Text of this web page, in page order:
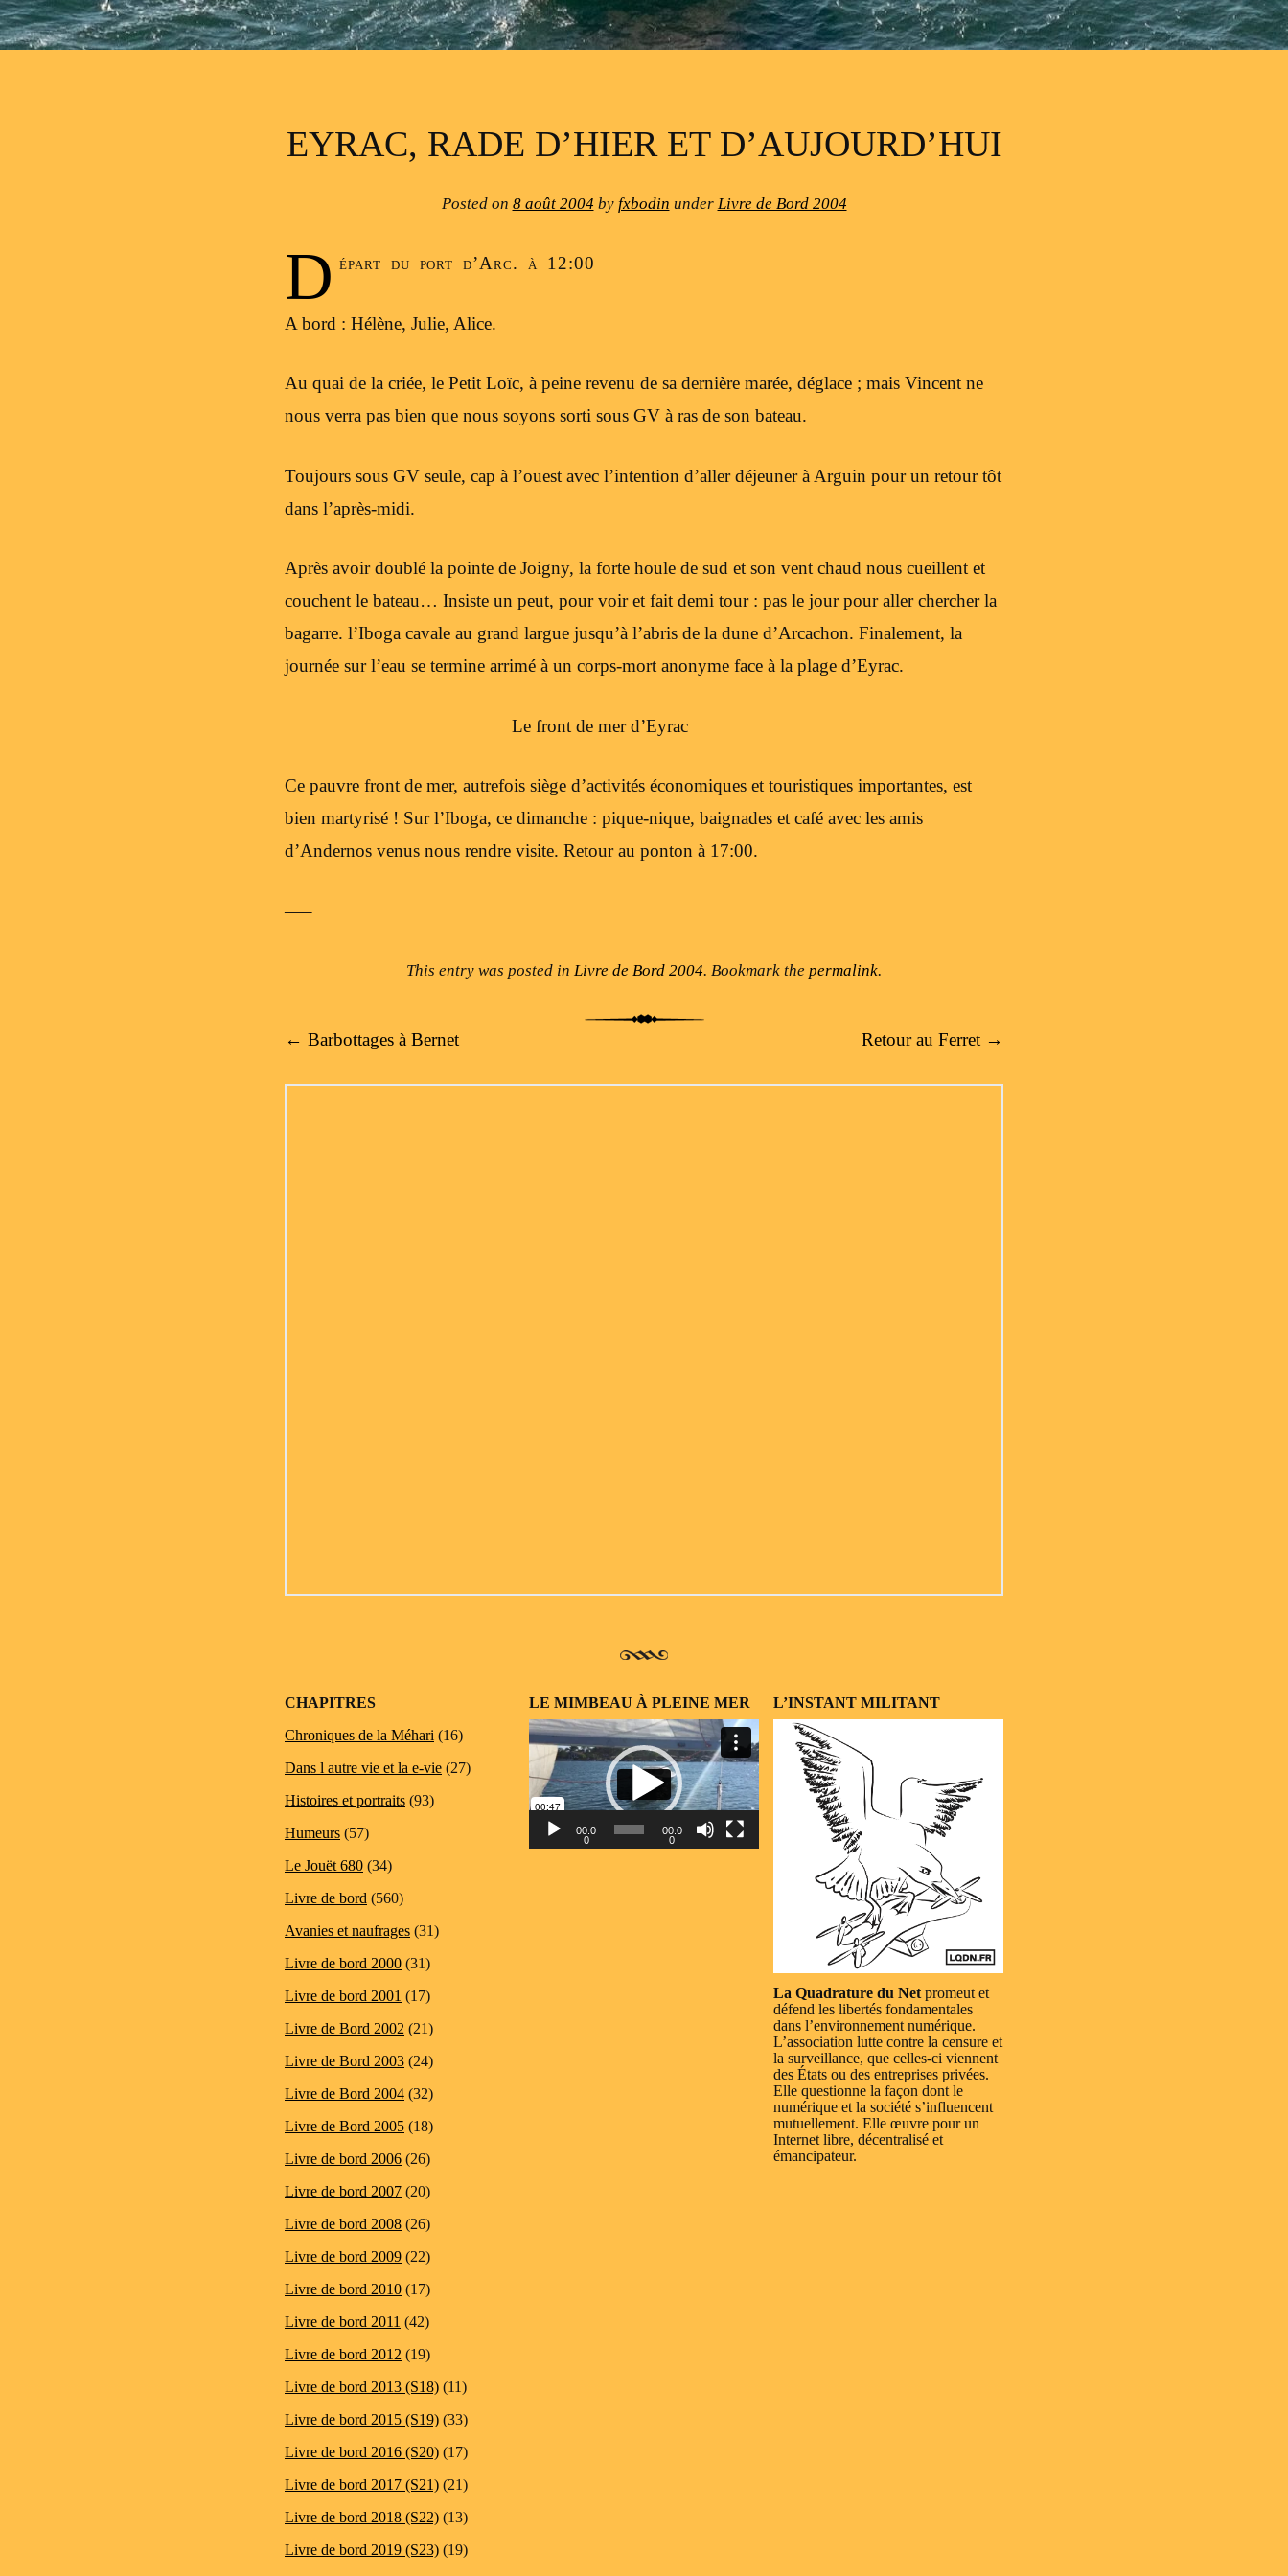
EYRAC, RADE D’HIER ET D’AUJOURD’HUI
Posted on 8 août 2004 by fxbodin under Livre de Bord 2004
D épart du port d’Arc. à 12:00
A bord : Hélène, Julie, Alice.
Au quai de la criée, le Petit Loïc, à peine revenu de sa dernière marée, déglace ; mais Vincent ne
nous verra pas bien que nous soyons sorti sous GV à ras de son bateau.
Toujours sous GV seule, cap à l’ouest avec l’intention d’aller déjeuner à Arguin pour un retour tôt
dans l’après-midi.
Après avoir doublé la pointe de Joigny, la forte houle de sud et son vent chaud nous cueillent et
couchent le bateau… Insiste un peut, pour voir et fait demi tour : pas le jour pour aller chercher la
bagarre. l’Iboga cavale au grand largue jusqu’à l’abris de la dune d’Arcachon. Finalement, la
journée sur l’eau se termine arrimé à un corps-mort anonyme face à la plage d’Eyrac.
Le front de mer d’Eyrac
Ce pauvre front de mer, autrefois siège d’activités économiques et touristiques importantes, est
bien martyrisé ! Sur l’Iboga, ce dimanche : pique-nique, baignades et café avec les amis
d’Andernos venus nous rendre visite. Retour au ponton à 17:00.
—–
This entry was posted in Livre de Bord 2004. Bookmark the permalink.
Post navigation
← Barbottages à Bernet Retour au Ferret →
CHAPITRES
Chroniques de la Méhari (16)
Dans l autre vie et la e-vie (27)
Histoires et portraits (93)
Humeurs (57)
Le Jouët 680 (34)
Livre de bord (560)
Avanies et naufrages (31)
Livre de bord 2000 (31)
Livre de bord 2001 (17)
Livre de Bord 2002 (21)
Livre de Bord 2003 (24)
Livre de Bord 2004 (32)
Livre de Bord 2005 (18)
Livre de bord 2006 (26)
Livre de bord 2007 (20)
Livre de bord 2008 (26)
Livre de bord 2009 (22)
Livre de bord 2010 (17)
Livre de bord 2011 (42)
Livre de bord 2012 (19)
Livre de bord 2013 (S18) (11)
Livre de bord 2015 (S19) (33)
Livre de bord 2016 (S20) (17)
Livre de bord 2017 (S21) (21)
Livre de bord 2018 (S22) (13)
Livre de bord 2019 (S23) (19)
LE MIMBEAU À PLEINE MER
Lecteur
vidéo
00:0
0
00:0
0
L’INSTANT MILITANT
La Quadrature du Net promeut et
défend les libertés fondamentales
dans l’environnement numérique.
L’association lutte contre la censure et
la surveillance, que celles-ci viennent
des États ou des entreprises privées.
Elle questionne la façon dont le
numérique et la société s’influencent
mutuellement. Elle œuvre pour un
Internet libre, décentralisé et
émancipateur.